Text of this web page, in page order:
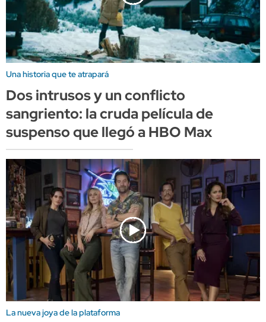
Una historia que te atrapará
Dos intrusos y un conflicto
sangriento: la cruda película de
suspenso que llegó a HBO Max
La nueva joya de la plataforma